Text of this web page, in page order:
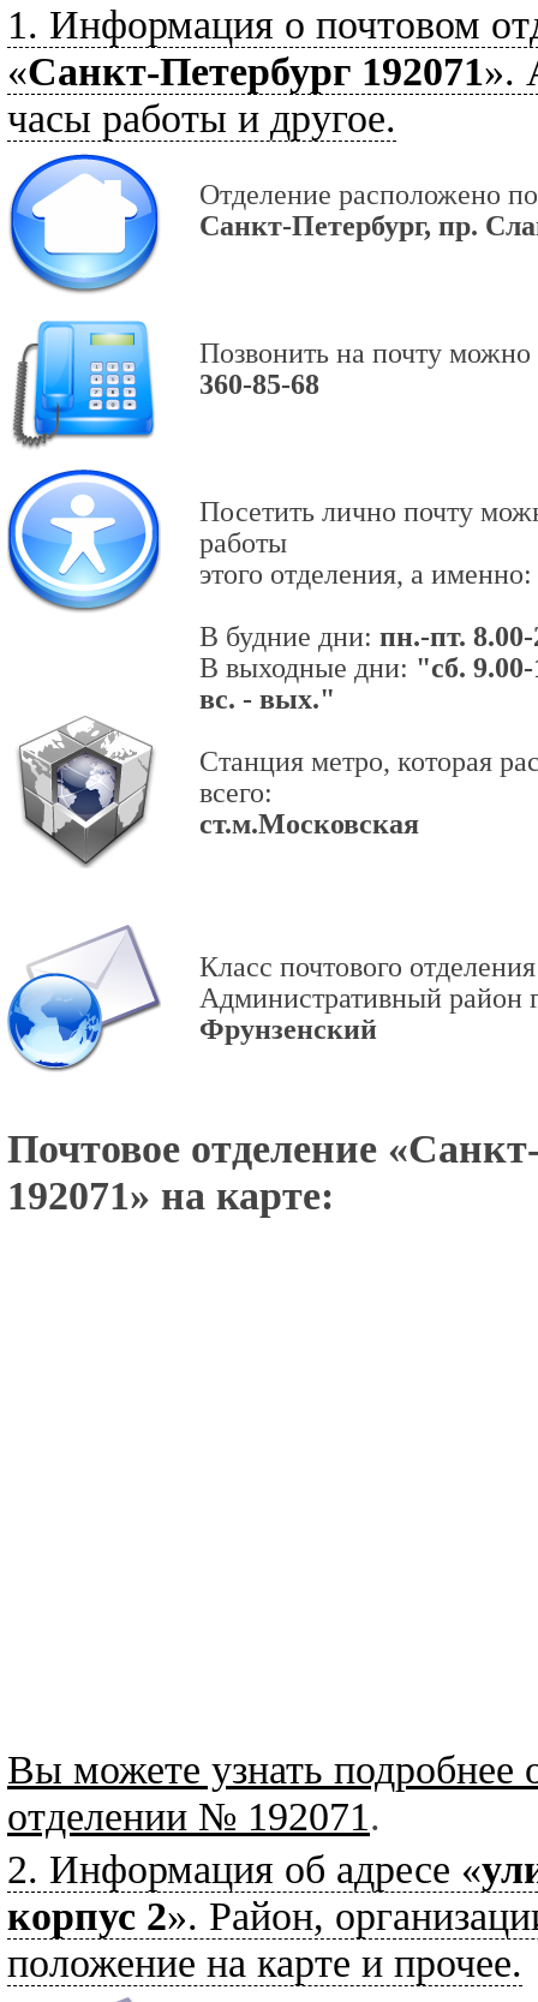
1. Информация о почтовом
«Санкт-Петербург 192071».
часы работы и другое.
Отделение расположено
Санкт-Петербург, пр.
Позвонить на почту
360-85-68
Посетить лично почту
работы
этого отделения, а именно:
В будние дни: пн.-пт. 8.00-
В выходные дни: "сб.
вс. - вых."
Станция метро, которая
всего:
ст.м.Московская
Класс почтового
Административный район
Фрунзенский
Почтовое отделение «
192071» на карте:
Вы можете узнать подробнее
отделении № 192071.
2. Информация об адресе «
корпус 2». Район,
положение на карте и прочее.